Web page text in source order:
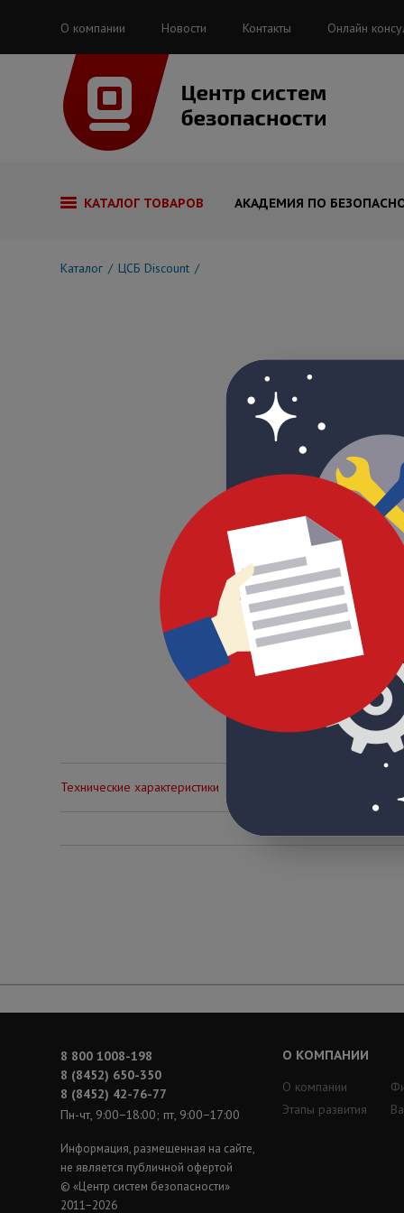
О компании Новости Контакты Онлайн
КАТАЛОГ ТОВАРОВ АКАДЕМИЯ ПО
Каталог ЦСБ Discount
Технические характеристики
8 800 1008-198
8 (8452) 650-350
8 (8452) 42-76-77
Пн-чт, 9:00−18:00; пт, 9:00−17:00
Информация, размещенная на сайте,
не является публичной офертой
© «Центр систем безопасности»
2011−2026
О КОМПАНИИ
О компании
Этапы развития